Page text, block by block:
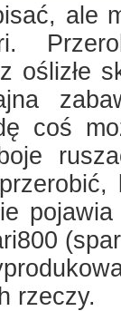
ale
oślizłe
coś
rzeczy.